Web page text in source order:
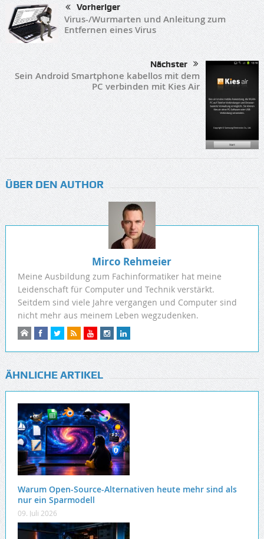
Vorheriger
Virus-/Wurmarten und Anleitung zum
Entfernen eines Virus
Nächster
Sein Android Smartphone kabellos mit dem
PC verbinden mit Kies Air
ÜBER DEN AUTHOR
Mirco Rehmeier
Meine Ausbildung zum Fachinformatiker hat meine
Leidenschaft für Computer und Technik verstärkt.
Seitdem sind viele Jahre vergangen und Computer sind
nicht mehr aus meinem Leben wegzudenken.
ÄHNLICHE ARTIKEL
Warum Open-Source-Alternativen heute mehr sind als
nur ein Sparmodell
09. Juli 2026